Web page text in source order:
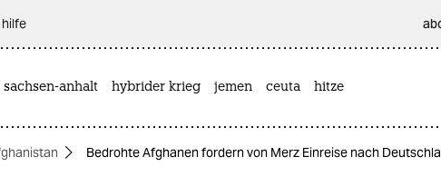
anhalt hybrider krieg jemen ceuta hitze
Bedrohte Afghanen fordern von Merz Einreise nach